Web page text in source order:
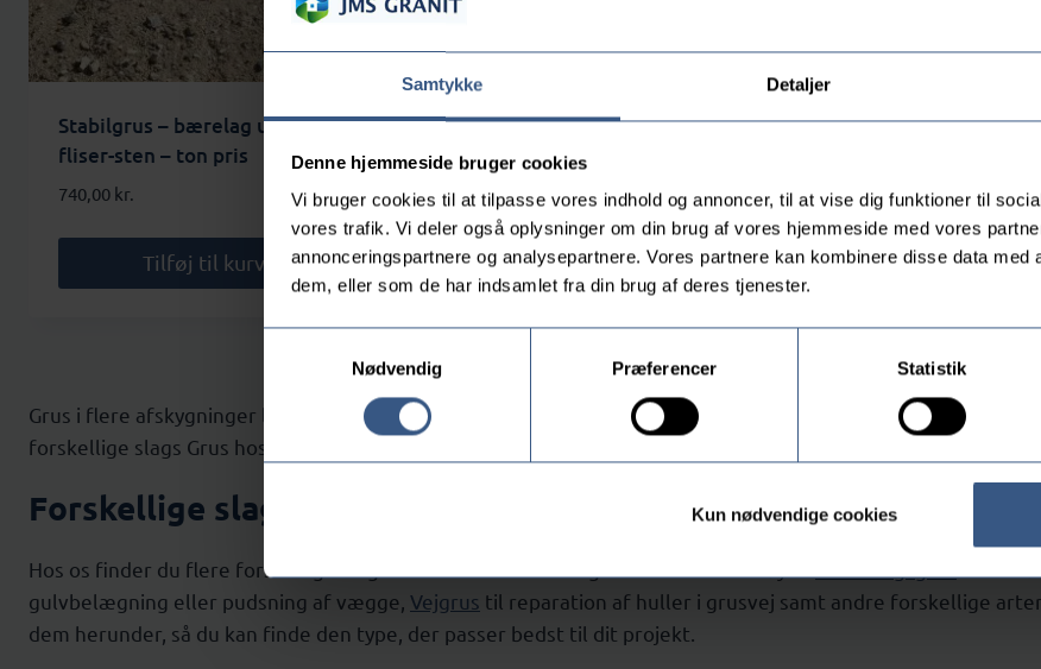
Samtykke Detaljer
Denne hjemmeside bruger cookies
Vi bruger cookies til at tilpasse vores indhold og annoncer, til at vise dig funktioner til
vores trafik. Vi deler også oplysninger om din brug af vores hjemmeside med vores
annonceringspartnere og analysepartnere. Vores partnere kan kombinere disse data med
dem, eller som de har indsamlet fra din brug af deres tjenester.
Nødvendig
Præferencer Statistik
Kun nødvendige cookies
Stabilgrus – bærelag under
fliser-sten – ton pris
740,00 kr.
Tilføj til kurv
Stenmel 0/3 – ton pris- i rest
ordre
740,00kr.
Tilføj til kurv
Støbemix 0/16 – til
740,00kr.
Tilføj til
Grus i flere afskygninger leveres lokalt på Vestsjælland. Grus bruges i mange sammenhænge.
forskellige slags Grus hos os og vi sørger for at levere det til dig. Det tippes af lige hvor du ønsker det.
Forskellige slags Grus
Hos os finder du flere forskellige slags Grus. Alle til forskelligt formål. Vi kan tilbyde
gulvbelægning eller pudsning af vægge, Vejgrus til reparation af huller i grusvej samt andre forskellige
dem herunder, så du kan finde den type, der passer bedst til dit projekt.